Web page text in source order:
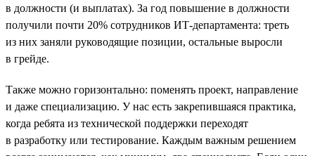
в должности (и выплатах). За год повышение в должности
получили почти 20% сотрудников ИТ-департамента: треть
из них заняли руководящие позиции, остальные выросли
в грейде.
Также можно горизонтально: поменять проект, направление
и даже специализацию. У нас есть закрепившаяся практика,
когда ребята из технической поддержки переходят
в разработку или тестирование. Каждым важным решением